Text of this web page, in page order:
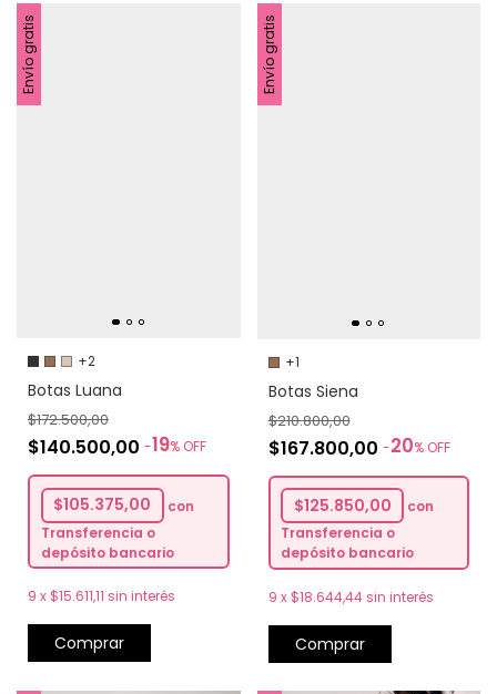
Envío gratis
+2
Botas Luana
$140.500,00 -19% OFF
$172.500,00
$105.375,00
con
Transferencia o
depósito bancario
9 x $15.611,11 sin interés
Comprar
Envío gratis
+1
Botas Siena
$167.800,00 -20% OFF
$210.800,00
$125.850,00
con
Transferencia o
depósito bancario
9 x $18.644,44 sin interés
Comprar